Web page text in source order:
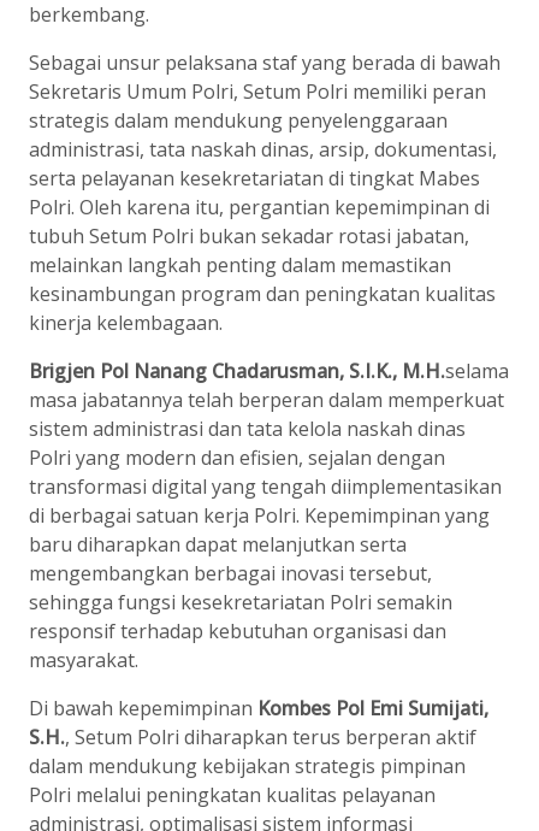
berkembang.
Sebagai unsur pelaksana staf yang berada di bawah
Sekretaris Umum Polri, Setum Polri memiliki peran
strategis dalam mendukung penyelenggaraan
administrasi, tata naskah dinas, arsip, dokumentasi,
serta pelayanan kesekretariatan di tingkat Mabes
Polri. Oleh karena itu, pergantian kepemimpinan di
tubuh Setum Polri bukan sekadar rotasi jabatan,
melainkan langkah penting dalam memastikan
kesinambungan program dan peningkatan kualitas
kinerja kelembagaan.
Brigjen Pol Nanang Chadarusman, S.I.K., M.H.selama
masa jabatannya telah berperan dalam memperkuat
sistem administrasi dan tata kelola naskah dinas
Polri yang modern dan efisien, sejalan dengan
transformasi digital yang tengah diimplementasikan
di berbagai satuan kerja Polri. Kepemimpinan yang
baru diharapkan dapat melanjutkan serta
mengembangkan berbagai inovasi tersebut,
sehingga fungsi kesekretariatan Polri semakin
responsif terhadap kebutuhan organisasi dan
masyarakat.
Di bawah kepemimpinan Kombes Pol Emi Sumijati,
S.H., Setum Polri diharapkan terus berperan aktif
dalam mendukung kebijakan strategis pimpinan
Polri melalui peningkatan kualitas pelayanan
administrasi, optimalisasi sistem informasi